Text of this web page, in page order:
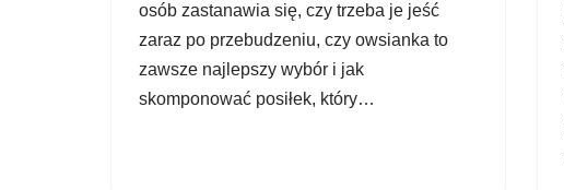
osób zastanawia się, czy trzeba je jeść
zaraz po przebudzeniu, czy owsianka to
zawsze najlepszy wybór i jak
skomponować posiłek, który…